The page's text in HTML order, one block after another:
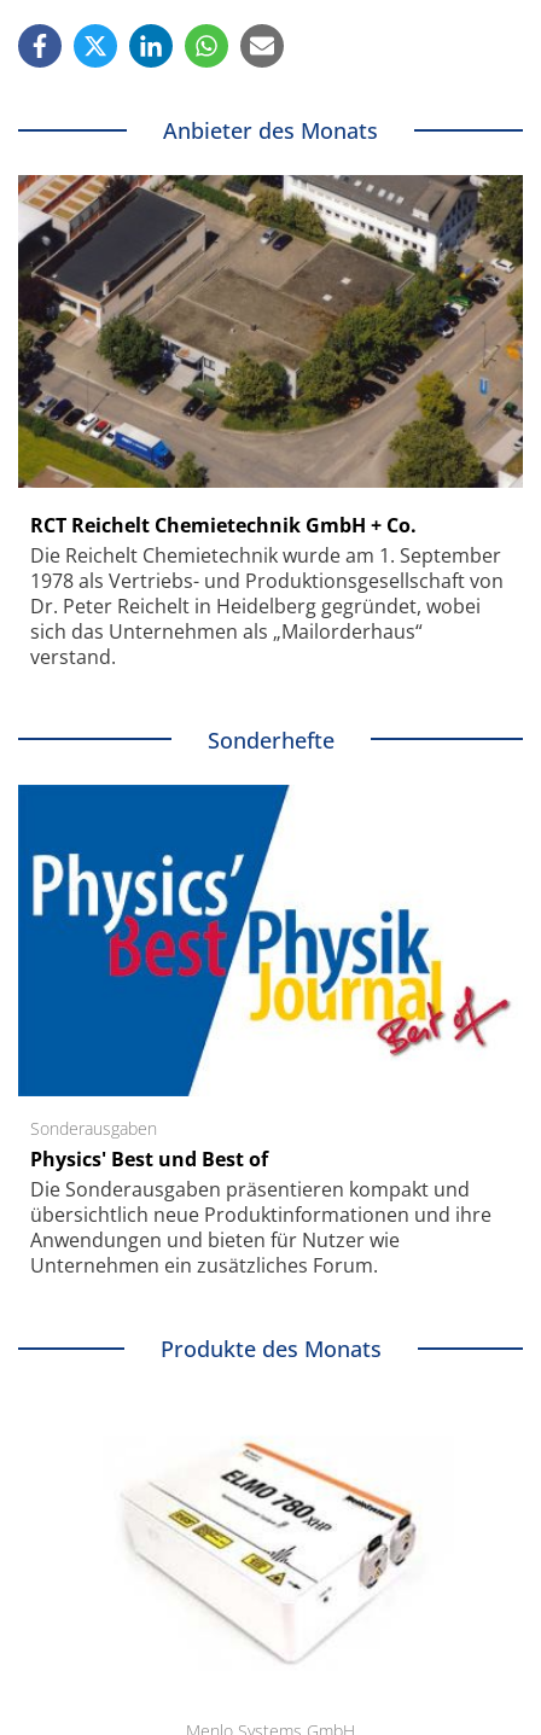
Anbieter des Monats
RCT Reichelt Chemietechnik GmbH + Co.
Die Reichelt Chemietechnik wurde am 1. September
1978 als Vertriebs- und Produktionsgesellschaft von
Dr. Peter Reichelt in Heidelberg gegründet, wobei
sich das Unternehmen als „Mailorderhaus“
verstand.
Sonderhefte
Sonderausgaben
Physics' Best und Best of
Die Sonder­ausgaben präsentieren kompakt und
übersichtlich neue Produkt­informationen und ihre
Anwendungen und bieten für Nutzer wie
Unternehmen ein zusätzliches Forum.
Produkte des Monats